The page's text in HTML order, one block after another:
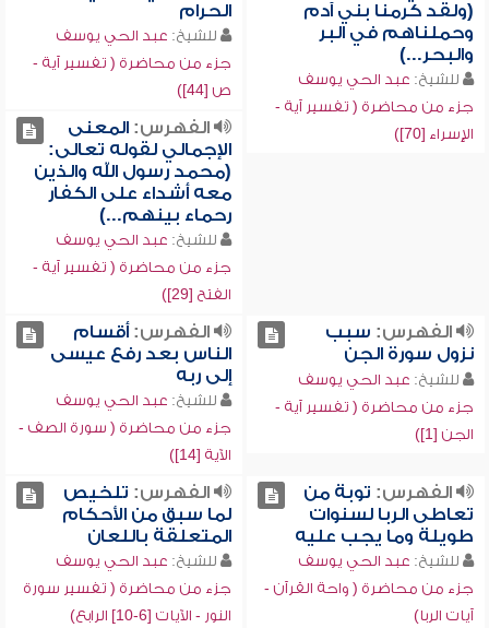
(ولقد كرمنا بني آدم
وحملناهم في البر
والبحر...)
للشيخ: عبد الحي يوسف
جزء من محاضرة ( تفسير آية -
الإسراء [70])
الحرام
للشيخ: عبد الحي يوسف
جزء من محاضرة ( تفسير آية -
ص [44])
الفهرس:المعنى
الإجمالي لقوله تعالى:
(محمد رسول الله والذين
معه أشداء على الكفار
رحماء بينهم...)
للشيخ: عبد الحي يوسف
جزء من محاضرة ( تفسير آية -
الفتح [29])
الفهرس: سبب
نزول سورة الجن
للشيخ: عبد الحي يوسف
جزء من محاضرة ( تفسير آية -
الجن [1])
الفهرس:أقسام
الناس بعد رفع عيسى
إلى ربه
للشيخ: عبد الحي يوسف
جزء من محاضرة ( سورة الصف -
الآية [14])
الفهرس: توبة من
تعاطى الربا لسنوات
طويلة وما يجب عليه
للشيخ: عبد الحي يوسف
جزء من محاضرة ( واحة القرآن -
آيات الربا)
الفهرس: تلخيص
لما سبق من الأحكام
المتعلقة باللعان
للشيخ: عبد الحي يوسف
جزء من محاضرة ( تفسير سورة
النور - الآيات [6-10] الرابع)